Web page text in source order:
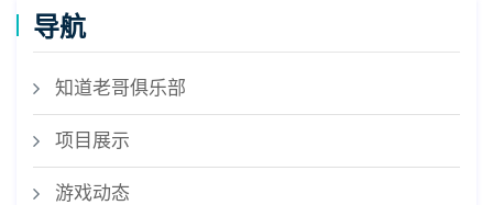
导航
知道老哥俱乐部
项目展示
游戏动态